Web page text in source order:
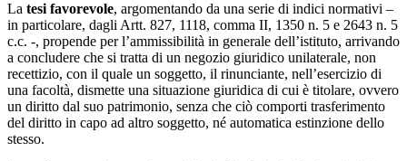
La tesi favorevole, argomentando da una serie di indici normativi –
in particolare, dagli Artt. 827, 1118, comma II, 1350 n. 5 e 2643 n. 5
c.c. -, propende per l’ammissibilità in generale dell’istituto, arrivando
a concludere che si tratta di un negozio giuridico unilaterale, non
recettizio, con il quale un soggetto, il rinunciante, nell’esercizio di
una facoltà, dismette una situazione giuridica di cui è titolare, ovvero
un diritto dal suo patrimonio, senza che ciò comporti trasferimento
del diritto in capo ad altro soggetto, né automatica estinzione dello
stesso.